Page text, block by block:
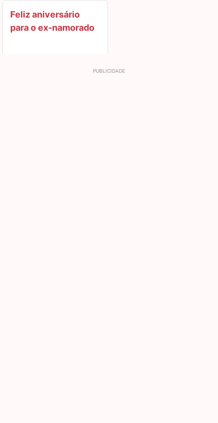
Feliz aniversário
para o ex-namorado